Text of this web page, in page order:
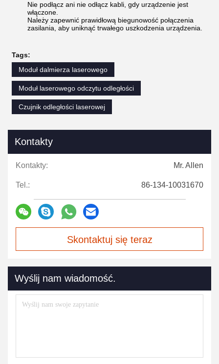
Nie podłącz ani nie odłącz kabli, gdy urządzenie jest
włączone.
Należy zapewnić prawidłową biegunowość połączenia
zasilania, aby uniknąć trwałego uszkodzenia urządzenia.
Tags:
Moduł dalmierza laserowego
Moduł laserowego odczytu odległości
Czujnik odległości laserowej
Kontakty
Kontakty: Mr. Allen
Tel.: 86-134-10031670
Skontaktuj się teraz
Wyślij nam wiadomość.